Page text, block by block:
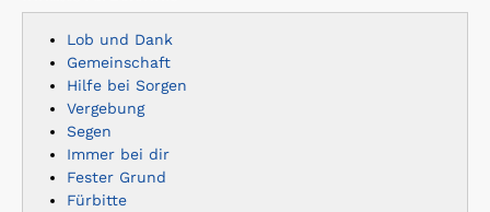
Lob und Dank
Gemeinschaft
Hilfe bei Sorgen
Vergebung
Segen
Immer bei dir
Fester Grund
Fürbitte